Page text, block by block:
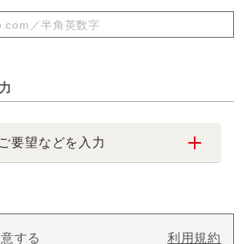
要望などを入力
する 利用規約